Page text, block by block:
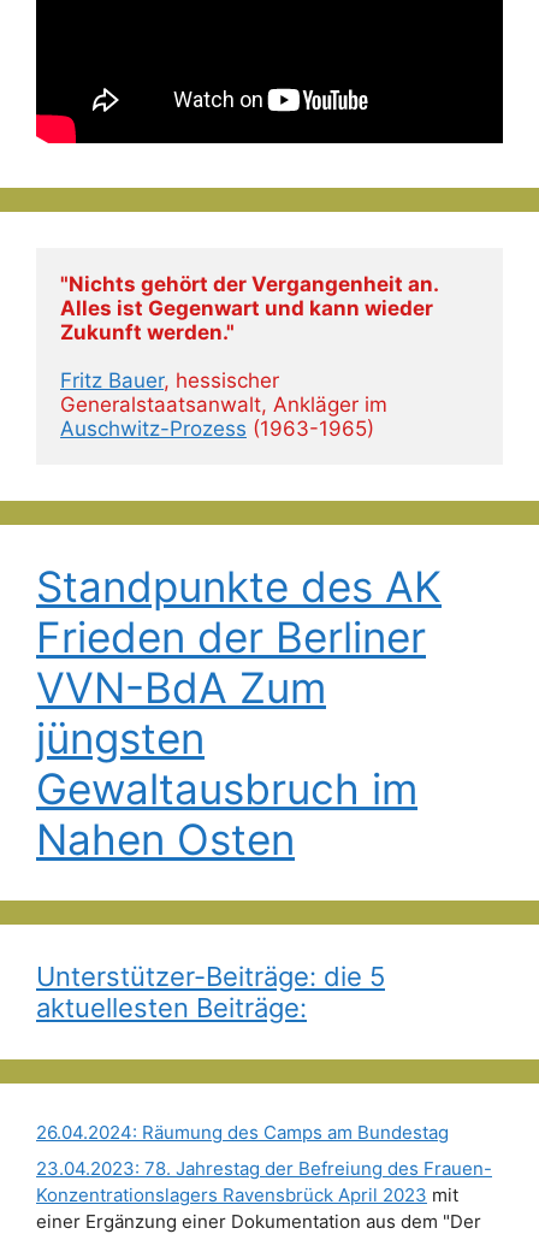
"Nichts gehört der Vergangenheit an.
Alles ist Gegenwart und kann wieder
Zukunft werden."
Fritz Bauer, hessischer
Auschwitz-Prozess (1963-1965)
Standpunkte des AK
Frieden der Berliner
VVN-BdA Zum
jüngsten
Gewaltausbruch im
Nahen Osten
Unterstützer-Beiträge: die 5
aktuellesten Beiträge:
26.04.2024: Räumung des Camps am Bundestag
23.04.2023: 78. Jahrestag der Befreiung des Frauen-
Konzentrationslagers Ravensbrück April 2023 mit
einer Ergänzung einer Dokumentation aus dem "Der